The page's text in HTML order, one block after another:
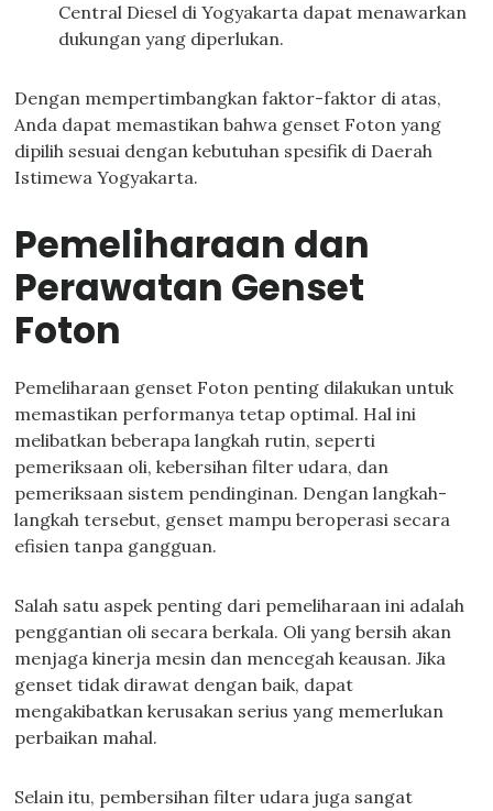
Central Diesel di Yogyakarta dapat menawarkan
dukungan yang diperlukan.
Dengan mempertimbangkan faktor-faktor di atas,
Anda dapat memastikan bahwa genset Foton yang
dipilih sesuai dengan kebutuhan spesifik di Daerah
Istimewa Yogyakarta.
Pemeliharaan dan
Perawatan Genset
Foton
Pemeliharaan genset Foton penting dilakukan untuk
memastikan performanya tetap optimal. Hal ini
melibatkan beberapa langkah rutin, seperti
pemeriksaan oli, kebersihan filter udara, dan
pemeriksaan sistem pendinginan. Dengan langkah-
langkah tersebut, genset mampu beroperasi secara
efisien tanpa gangguan.
Salah satu aspek penting dari pemeliharaan ini adalah
penggantian oli secara berkala. Oli yang bersih akan
menjaga kinerja mesin dan mencegah keausan. Jika
genset tidak dirawat dengan baik, dapat
mengakibatkan kerusakan serius yang memerlukan
perbaikan mahal.
Selain itu, pembersihan filter udara juga sangat